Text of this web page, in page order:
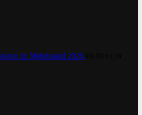
im Mittelstand 2026